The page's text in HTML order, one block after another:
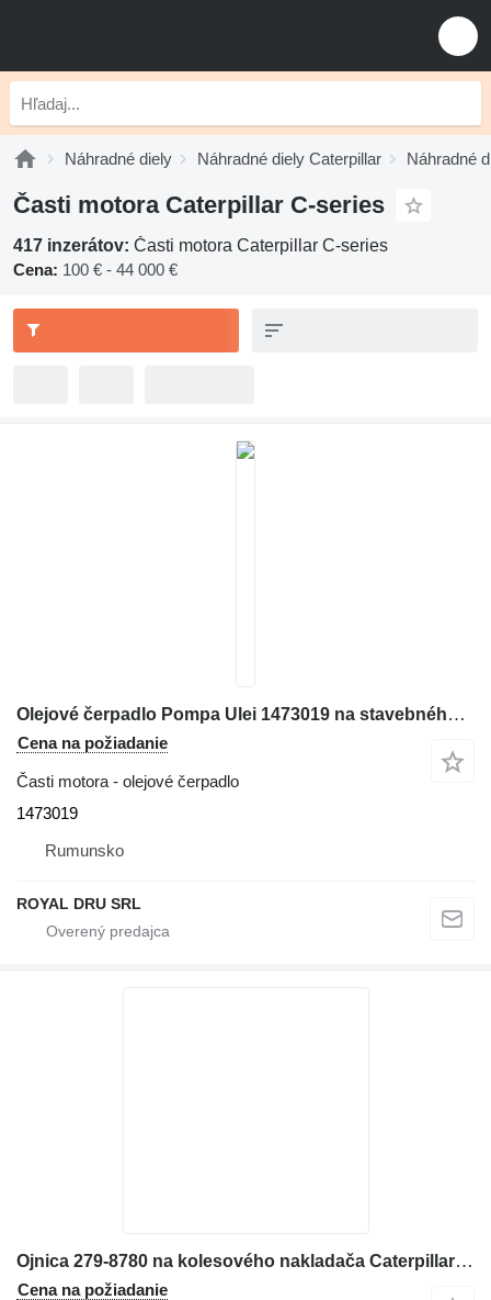
Náhradné diely Náhradné diely Caterpillar Náhradné
Časti motora Caterpillar C-series
417 inzerátov: Časti motora Caterpillar C-series
Cena: 100 € - 44 000 €
Olejové čerpadlo Pompa Ulei 1473019 na stavebného stroja Caterpillar C9.3 – Royal Dru
Cena na požiadanie
Časti motora - olejové čerpadlo
1473019
Rumunsko
ROYAL DRU SRL
Ojnica 279-8780 na kolesového nakladača Caterpillar C6.6
Cena na požiadanie